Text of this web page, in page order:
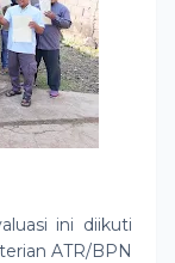
ini diikuti
ATR/BPN